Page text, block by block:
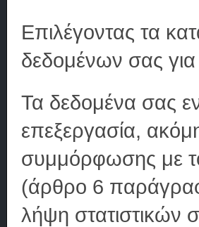
Επιλέγοντας τα
δεδομένων σας
Τα δεδομένα σας
επεξεργασία,
συμμόρφωσης με
(άρθρο 6
λήψη στατιστικών